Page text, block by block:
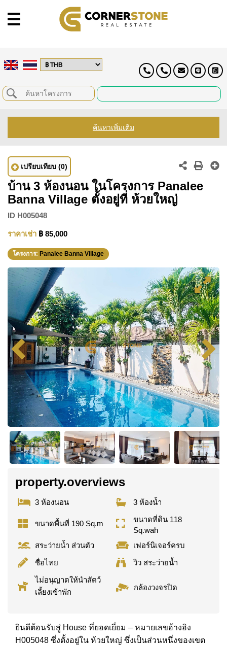
ค้นหาเพิ่มเติม
เปรียบเทียบ (0)
บ้าน 3 ห้องนอน ในโครงการ Panalee
Banna Village ตั้งอยู่ที่ ห้วยใหญ่
ID H005048
ราคาเช่า ฿ 85,000
โครงการ: Panalee Banna Village
property.overviews
3 ห้องนอน 3 ห้องน้ำ
ขนาดพื้นที่ 190 Sq.m
ขนาดที่ดิน 118
Sq.wah
สระว่ายน้ำ ส่วนตัว
เฟอร์นิเจอร์ครบ
ชื่อไทย
วิว สระว่ายน้ำ
ไม่อนุญาตให้นำสัตว์
เลี้ยงเข้าพัก
กล้องวงจรปิด
ยินดีต้อนรับสู่ House ที่ยอดเยี่ยม – หมายเลขอ้างอิง
H005048 ซึ่งตั้งอยู่ใน ห้วยใหญ่ ซึ่งเป็นส่วนหนึ่งของเขต